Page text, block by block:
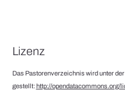
Lizenz
Das Pastorenverzeichnis wird unter
gestellt:http://opendatacommons.org/